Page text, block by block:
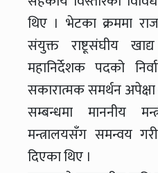
थिए । भेटका क्रममा
संयुक्त राष्टूसंघीय
महानिर्देशक पदको
सकारात्मक समर्थन
सम्बन्धमा माननीय
मन्त्रालयसँग समन्वय
दिएका थिए ।